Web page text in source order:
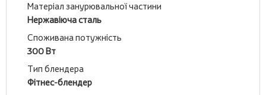
Матеріал занурювальної частини
Нержавіюча сталь
Споживана потужність
300 Вт
Тип блендера
Фітнес-блендер